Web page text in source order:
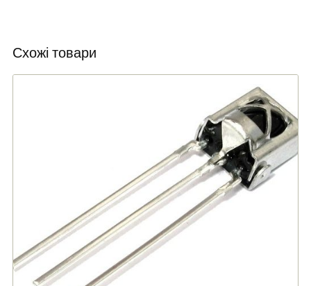
Схожі товари